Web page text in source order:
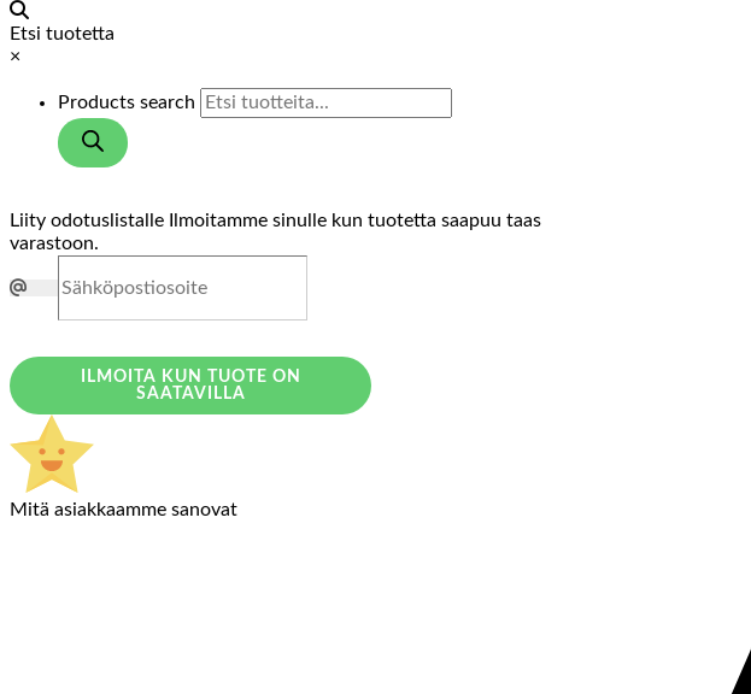
Etsi tuotetta
×
Products search
Liity odotuslistalle
Ilmoitamme sinulle kun tuotetta saapuu taas
varastoon.
ILMOITA KUN TUOTE ON
SAATAVILLA
Mitä asiakkaamme sanovat